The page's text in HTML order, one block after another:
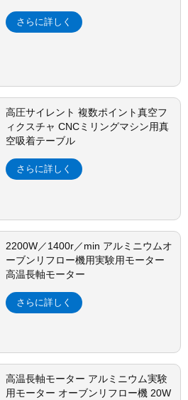
さらに詳しく
高圧サイレント 複数ポイント真空フ
ィクスチャ CNCミリングマシン用真
空吸着テーブル
さらに詳しく
2200W／1400r／min アルミニウムオ
ーブンリフロー機用実験用モーター
高温長軸モーター
さらに詳しく
高温長軸モーター アルミニウム実験
用モーター オーブンリフロー機 20W